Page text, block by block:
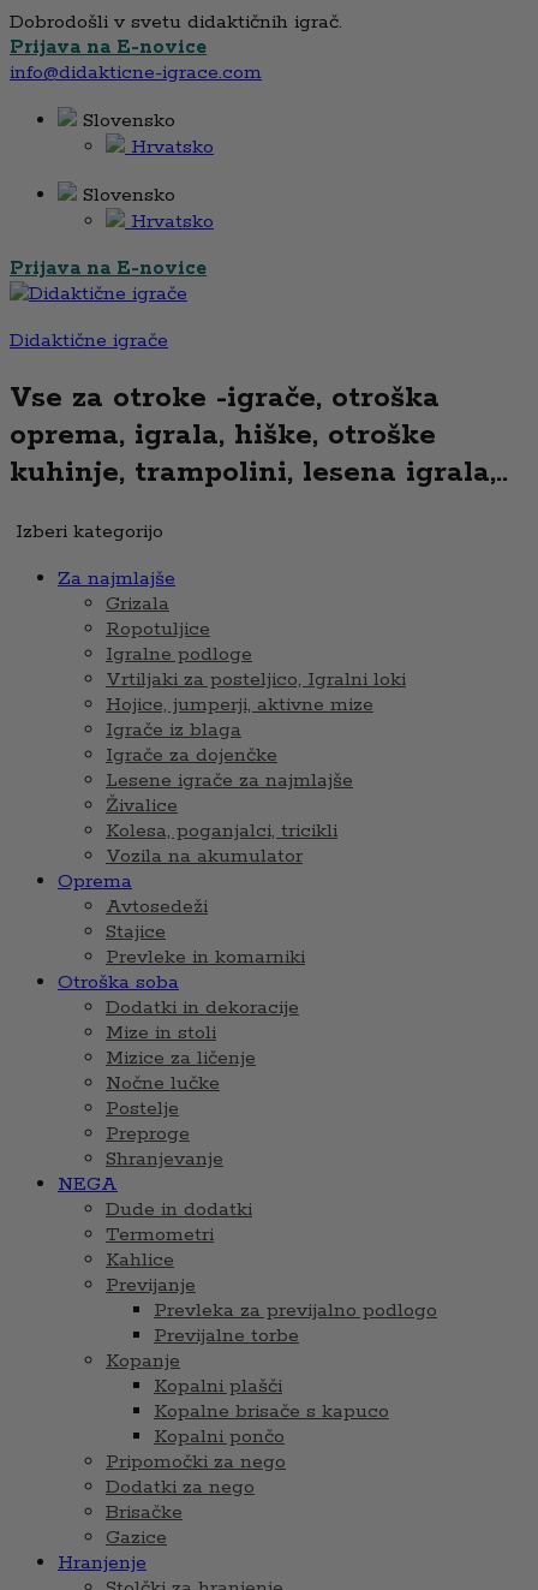
Dobrodošli v svetu didaktičnih igrač.
Prijava na E-novice
info@didakticne-igrace.com
Slovensko
Hrvatsko
Slovensko
Hrvatsko
Prijava na E-novice
Didaktične igrače
Vse za otroke -igrače, otroška
oprema, igrala, hiške, otroške
kuhinje, trampolini, lesena igrala,..
Izberi kategorijo
Za najmlajše
Grizala
Ropotuljice
Igralne podloge
Vrtiljaki za posteljico, Igralni loki
Hojice, jumperji, aktivne mize
Igrače iz blaga
Igrače za dojenčke
Lesene igrače za najmlajše
Živalice
Kolesa, poganjalci, tricikli
Vozila na akumulator
Oprema
Avtosedeži
Stajice
Prevleke in komarniki
Otroška soba
Dodatki in dekoracije
Mize in stoli
Mizice za ličenje
Nočne lučke
Postelje
Preproge
Shranjevanje
NEGA
Dude in dodatki
Termometri
Kahlice
Previjanje
Prevleka za previjalno podlogo
Previjalne torbe
Kopanje
Kopalni plašči
Kopalne brisače s kapuco
Kopalni pončo
Pripomočki za nego
Dodatki za nego
Brisačke
Gazice
Hranjenje